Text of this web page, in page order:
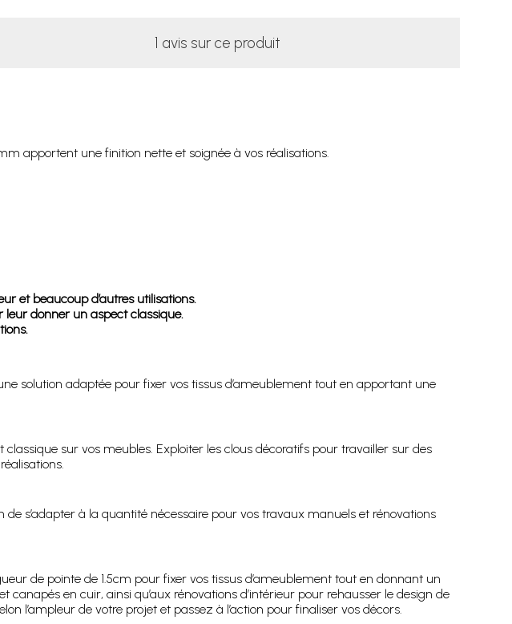
1 avis sur ce produit
apportent une finition nette et soignée à vos réalisations.
et beaucoup d’autres utilisations.
leur donner un aspect classique.
solution adaptée pour fixer vos tissus d’ameublement tout en apportant une
sur vos meubles. Exploiter les clous décoratifs pour travailler sur des
s’adapter à la quantité nécessaire pour vos travaux manuels et rénovations
de pointe de 1.5cm pour fixer vos tissus d’ameublement tout en donnant un
en cuir, ainsi qu’aux rénovations d’intérieur pour rehausser le design de
l’ampleur de votre projet et passez à l’action pour finaliser vos décors.